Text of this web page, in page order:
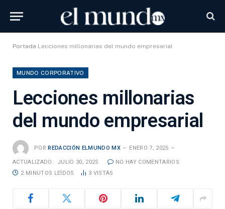
Portada Lecciones millonarias del mundo empresarial
MUNDO CORPORATIVO
Lecciones millonarias
del mundo empresarial
POR REDACCIÓN ELMUNDO MX ENERO 7, 2025
ACTUALIZADO: JULIO 30, 2025
NO HAY COMENTARIOS
2 MINUTOS LEÍDOS
3 VISTAS